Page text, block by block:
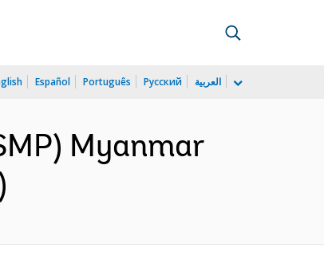
Español Português Русский العربية
Myanmar